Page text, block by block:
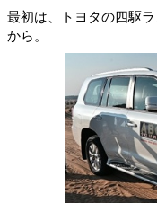
最初は、トヨタの四駆
から。